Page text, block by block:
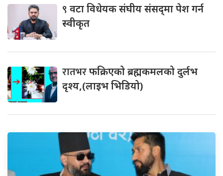
९ वटा विधेयक संघीय संसद्‌मा पेश गर्न
स्वीकृत
रातभरफक्रिएको ब्रह्मकमलको दुर्लभ
दृश्य,(लाइभ भिडियो)